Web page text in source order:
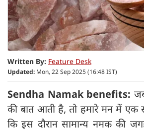
Written By: Feature Desk
Updated: Mon, 22 Sep 2025 (16:48 IST)
Sendha Namak benefits:
की बात आती है, तो हमारे मन में
कि इस दौरान सामान्य नमक की